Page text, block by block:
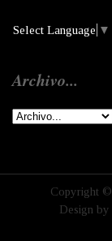
Select Language ▼
Archivo...
Copyright ©
Design by